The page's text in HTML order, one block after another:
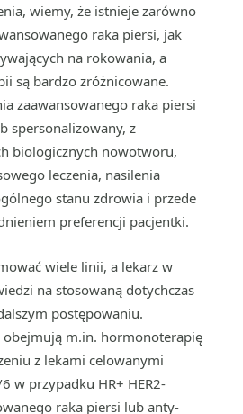
wiemy, że istnieje zarówno
raka piersi, jak
na rokowania, a
są bardzo zróżnicowane.
zaawansowanego raka piersi
spersonalizowany, z
biologicznych nowotworu,
leczenia, nasilenia
stanu zdrowia i przede
preferencji pacjentki.
wiele linii, a lekarz w
na stosowaną dotychczas
postępowaniu.
obejmują m.in. hormonoterapię
z lekami celowanymi
w przypadku HR+ HER2-
raka piersi lub anty-